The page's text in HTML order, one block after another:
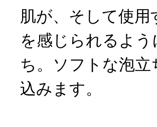
肌が、そして使
を感じられるよ
ち。ソフトな泡
込みます。